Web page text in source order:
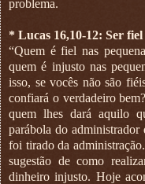
problema.
* Lucas 16,10-12: Ser
“Quem é fiel nas
quem é injusto nas
isso, se vocês não são
confiará o verdadeiro
quem lhes dará aquilo
parábola do
foi tirado da
sugestão de como
dinheiro injusto. Hoje